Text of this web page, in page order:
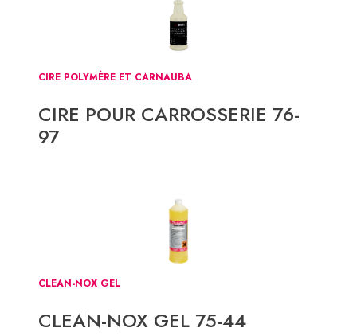
CIRE POLYMÈRE ET CARNAUBA
CIRE POUR CARROSSERIE 76-
97
CLEAN-NOX GEL
CLEAN-NOX GEL 75-44